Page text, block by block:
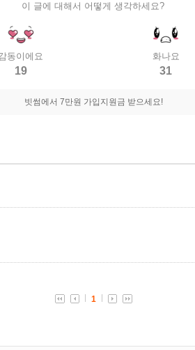
이 글에 대해서 어떻게 생각하세요?
동이에요
19
화나요
31
빗썸에서 7만원 가입지원금 받으세요!